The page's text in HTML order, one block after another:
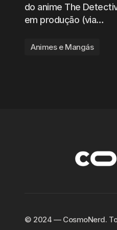
do anime The
em produção (via…
Animes e Mangás
©️ 2024 — CosmoNerd.